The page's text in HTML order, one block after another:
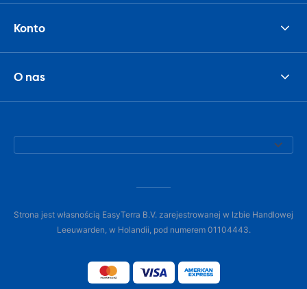
Konto
O nas
Strona jest własnością EasyTerra B.V. zarejestrowanej w Izbie Handlowej
Leeuwarden, w Holandii, pod numerem 01104443.